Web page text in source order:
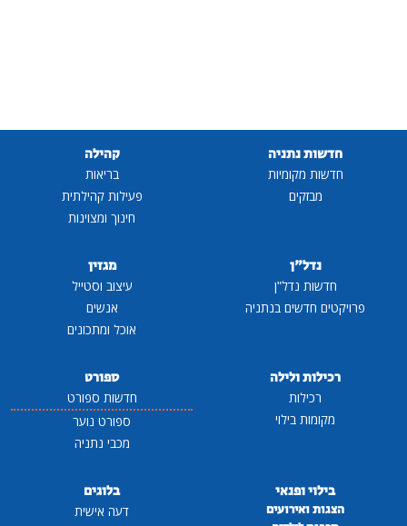
חדשות נתניה
חדשות מקומיות
מבזקים
קהילה
בריאות
פעילות קהילתית
חינוך ומצוינות
נדל"ן
חדשות נדל"ן
פרויקטים חדשים בנתניה
מגזין
עיצוב וסטייל
אנשים
אוכל ומתכונים
רכילות ולילה
רכילות
מקומות בילוי
ספורט
חדשות ספורט
ספורט נוער
מכבי נתניה
בילוי ופנאי
הצגות ואירועים
בלוגים
דעה אישית